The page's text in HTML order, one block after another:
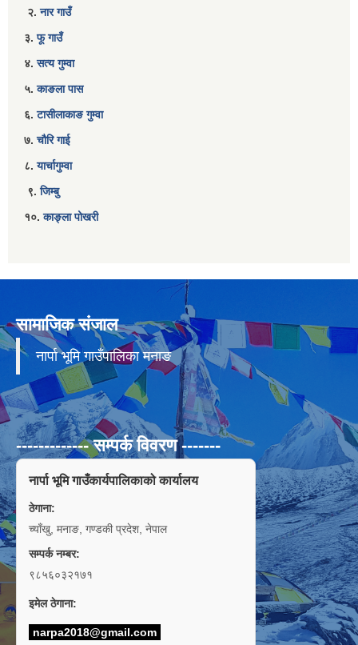
२.नार गाउँ
३.फू गाउँ
४.सत्य गुम्वा
५.काङला पास
६.टासीलाकाङ गुम्वा
७.चौरि गाई
८.यार्चागुम्वा
९.जिम्बु
१०.काङ्ला पोखरी
सामाजिक संजाल
नार्पा भूमि गाउँपालिका मनाङ
------------- सम्पर्क विवरण -------
नार्पा भूमि गाउँकार्यपालिकाको कार्यालय
ठेगाना:
च्याँखु, मनाङ, गण्डकी प्रदेश, नेपाल
सम्पर्क नम्बर:
९८५६०३२१७१
इमेल ठेगाना:
narpa2018@gmail.com